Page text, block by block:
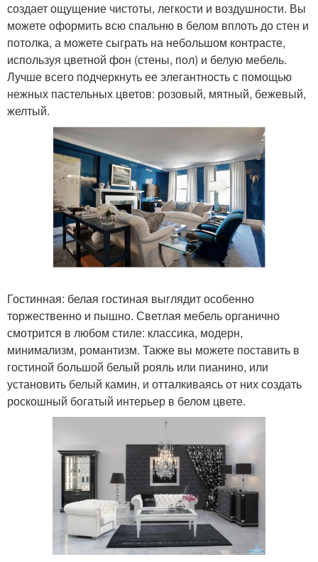
создает ощущение чистоты, легкости и воздушности. Вы
можете оформить всю спальню в белом вплоть до стен и
потолка, а можете сыграть на небольшом контрасте,
используя цветной фон (стены, пол) и белую мебель.
Лучше всего подчеркнуть ее элегантность с помощью
нежных пастельных цветов: розовый, мятный, бежевый,
желтый.
Гостинная: белая гостиная выглядит особенно
торжественно и пышно. Светлая мебель органично
смотрится в любом стиле: классика, модерн,
минимализм, романтизм. Также вы можете поставить в
гостиной большой белый рояль или пианино, или
установить белый камин, и отталкиваясь от них создать
роскошный богатый интерьер в белом цвете.